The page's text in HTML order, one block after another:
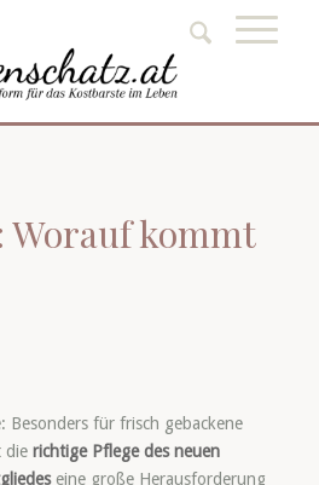
Worauf kommt
Besonders für frisch gebackene
die richtige Pflege des neuen
eine große Herausforderung